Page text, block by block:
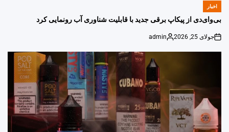
POSTED
اخبار
بی‌وای‌دی از پیکاپ برقی جدید با قابلیت شناوری آب رونمایی کرد
on
جولای 25, 2026
Posted
admin